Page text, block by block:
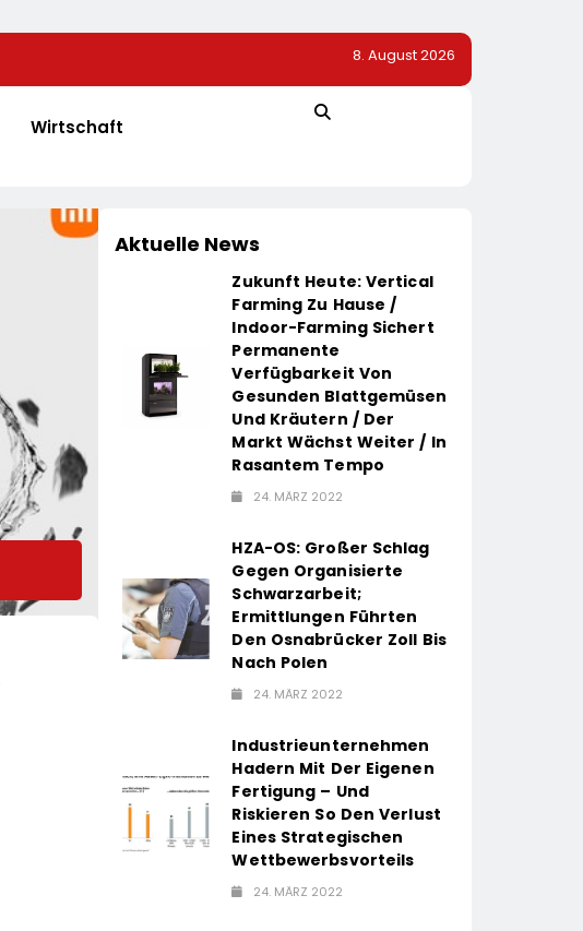
Automatisierte Pizzeria: Gustavo Gusto Bringt
„Gustavomat“ An Den Start
8. August 2026
Wirtschaft
Aktuelle News
Zukunft Heute: Vertical
Farming Zu Hause /
Indoor-Farming Sichert
Permanente
Verfügbarkeit Von
Gesunden Blattgemüsen
Und Kräutern / Der
Markt Wächst Weiter / In
Rasantem Tempo
24. MÄRZ 2022
HZA-OS: Großer Schlag
Gegen Organisierte
Schwarzarbeit;
Ermittlungen Führten
Den Osnabrücker Zoll Bis
Nach Polen
24. MÄRZ 2022
Industrieunternehmen
Hadern Mit Der Eigenen
Fertigung – Und
Riskieren So Den Verlust
Eines Strategischen
Wettbewerbsvorteils
24. MÄRZ 2022